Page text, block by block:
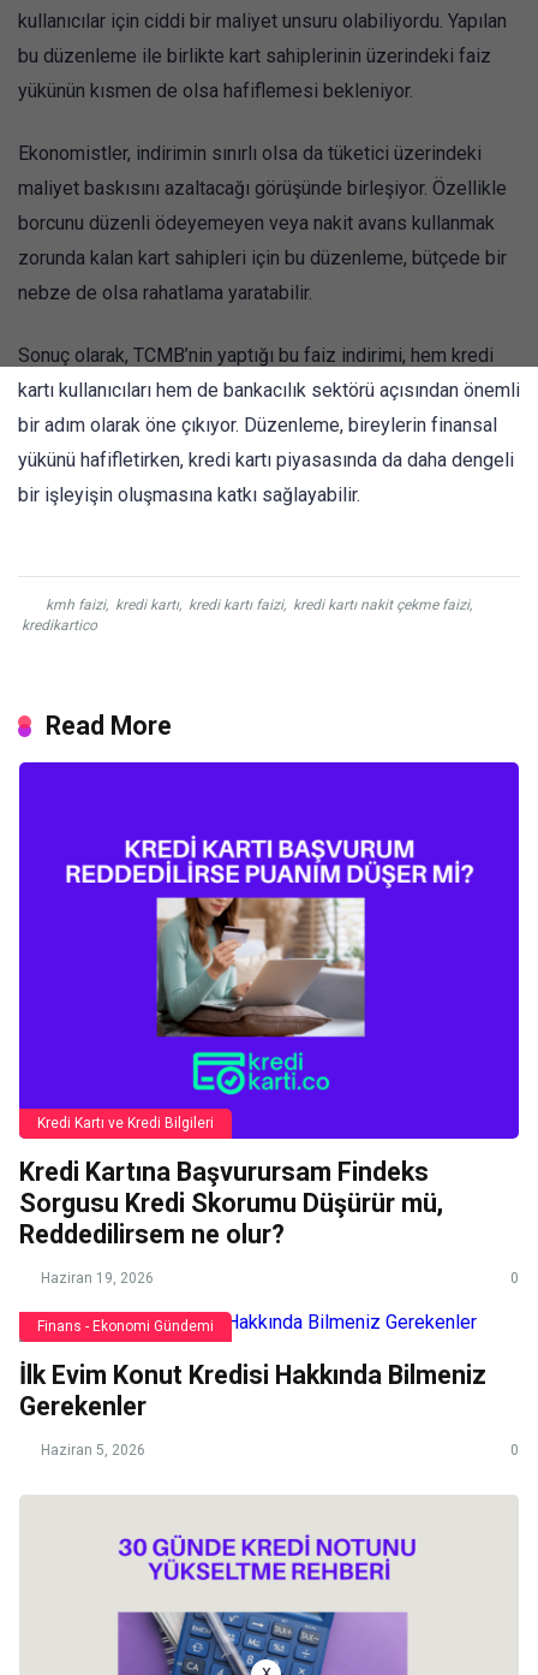
kullanıcılar için ciddi bir maliyet unsuru olabiliyordu. Yapılan
bu düzenleme ile birlikte kart sahiplerinin üzerindeki faiz
yükünün kısmen de olsa hafiflemesi bekleniyor.
Ekonomistler, indirimin sınırlı olsa da tüketici üzerindeki
maliyet baskısını azaltacağı görüşünde birleşiyor. Özellikle
borcunu düzenli ödeyemeyen veya nakit avans kullanmak
zorunda kalan kart sahipleri için bu düzenleme, bütçede bir
nebze de olsa rahatlama yaratabilir.
Sonuç olarak, TCMB’nin yaptığı bu faiz indirimi, hem kredi
kartı kullanıcıları hem de bankacılık sektörü açısından önemli
bir adım olarak öne çıkıyor. Düzenleme, bireylerin finansal
yükünü hafifletirken, kredi kartı piyasasında da daha dengeli
bir işleyişin oluşmasına katkı sağlayabilir.
kmh faizi, kredi kartı, kredi kartı faizi, kredi kartı nakit çekme faizi,
kredikartico
Read More
Kredi Kartı ve Kredi Bilgileri
Kredi Kartına Başvurursam Findeks
Sorgusu Kredi Skorumu Düşürür mü,
Reddedilirsem ne olur?
Haziran 19, 2026 0
Finans - Ekonomi Gündemi
İlk Evim Konut Kredisi Hakkında Bilmeniz
Gerekenler
Haziran 5, 2026 0